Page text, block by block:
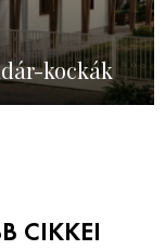
kockák
CIKKEI